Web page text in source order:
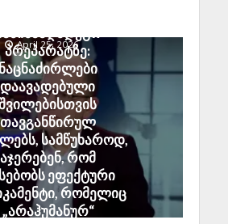
April 25, 2026
პრეპარატზე:
ნაცნაძირლები
დაავადებული
თავგანწირულ
სამწუხაროდ,
აჯერებენ, რომ
ეფექტური
რომელიც
„არაჰუმანურ“